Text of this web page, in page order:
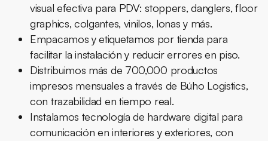
visual efectiva para PDV: stoppers, danglers, floor
graphics, colgantes, vinilos, lonas y más.
Empacamos y etiquetamos por tienda para
facilitar la instalación y reducir errores en piso.
Distribuimos más de 700,000 productos
impresos mensuales a través de Búho Logistics,
con trazabilidad en tiempo real.
Instalamos tecnología de hardware digital para
comunicación en interiores y exteriores, con